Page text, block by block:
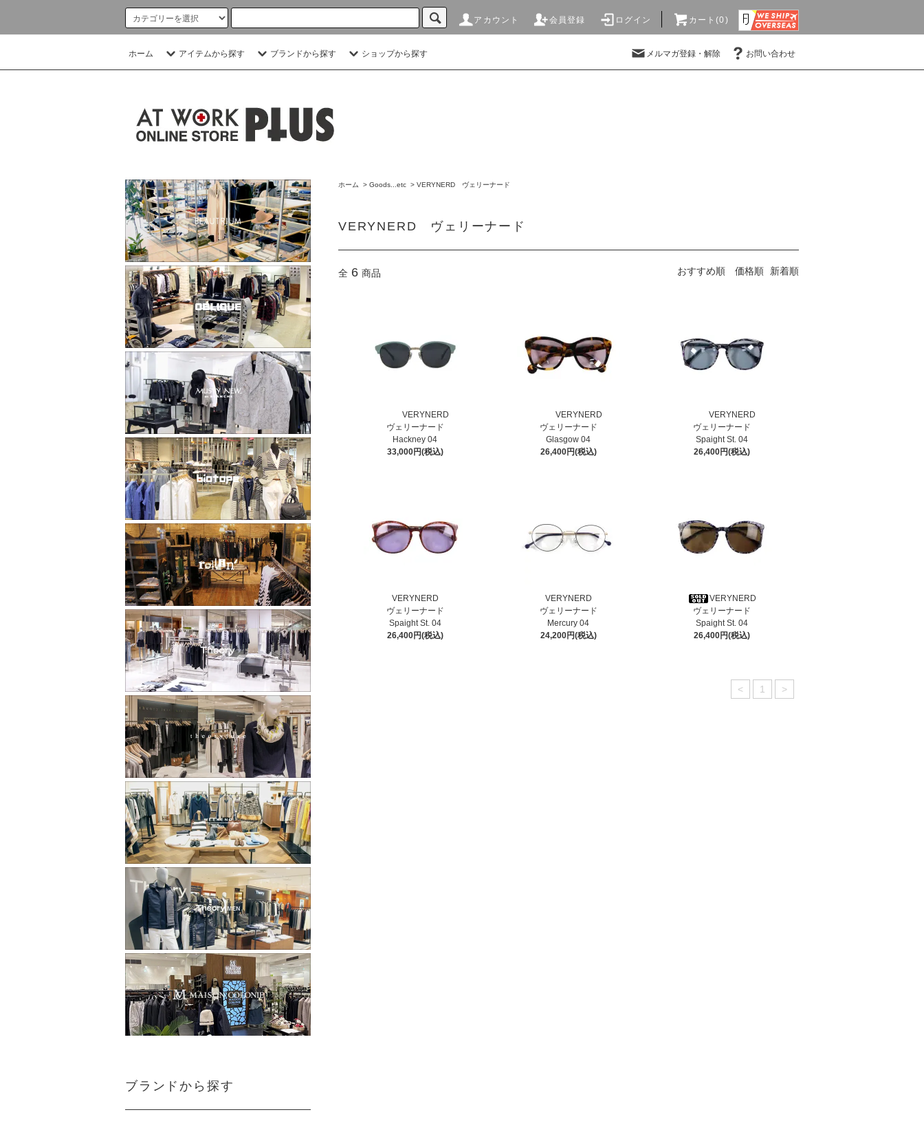
アカウント 会員登録 ログイン カート(0)
ホーム アイテムから探す ブランドから探す ショップから探す メルマガ登録・解除 お問い合わせ
ホーム > Goods...etc > VERYNERD ヴェリーナード
VERYNERD ヴェリーナード
全 6 商品 おすすめ順 価格順 新着順
VERYNERD
ヴェリーナード
Hackney 04
33,000円(税込)
VERYNERD
ヴェリーナード
Glasgow 04
26,400円(税込)
VERYNERD
ヴェリーナード
Spaight St. 04
26,400円(税込)
VERYNERD
ヴェリーナード
Spaight St. 04
26,400円(税込)
VERYNERD
ヴェリーナード
Mercury 04
24,200円(税込)
VERYNERD
ヴェリーナード
Spaight St. 04
26,400円(税込)
< 1 >
ブランドから探す